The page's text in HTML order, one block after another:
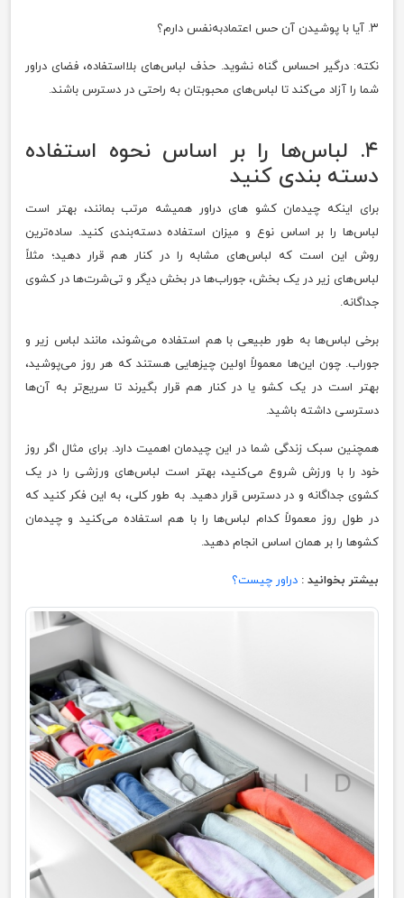
۳. آیا با پوشیدن آن حس اعتمادبه‌نفس دارم؟
نکته: درگیر احساس گناه نشوید. حذف لباس‌های بلااستفاده، فضای دراور
شما را آزاد می‌کند تا لباس‌های محبوبتان به راحتی در دسترس باشند.
۴. لباس‌ها را بر اساس نحوه استفاده
دسته‌ بندی کنید
برای اینکه چیدمان کشو های دراور همیشه مرتب بمانند، بهتر است
لباس‌ها را بر اساس نوع و میزان استفاده دسته‌بندی کنید. ساده‌ترین
روش این است که لباس‌های مشابه را در کنار هم قرار دهید؛ مثلاً
لباس‌های زیر در یک بخش، جوراب‌ها در بخش دیگر و تی‌شرت‌ها در کشوی
جداگانه.
برخی لباس‌ها به طور طبیعی با هم استفاده می‌شوند، مانند لباس زیر و
جوراب. چون این‌ها معمولاً اولین چیزهایی هستند که هر روز می‌پوشید،
بهتر است در یک کشو یا در کنار هم قرار بگیرند تا سریع‌تر به آن‌ها
دسترسی داشته باشید.
همچنین سبک زندگی شما در این چیدمان اهمیت دارد. برای مثال اگر روز
خود را با ورزش شروع می‌کنید، بهتر است لباس‌های ورزشی را در یک
کشوی جداگانه و در دسترس قرار دهید. به طور کلی، به این فکر کنید که
در طول روز معمولاً کدام لباس‌ها را با هم استفاده می‌کنید و چیدمان
کشوها را بر همان اساس انجام دهید.
بیشتر بخوانید : دراور چیست؟